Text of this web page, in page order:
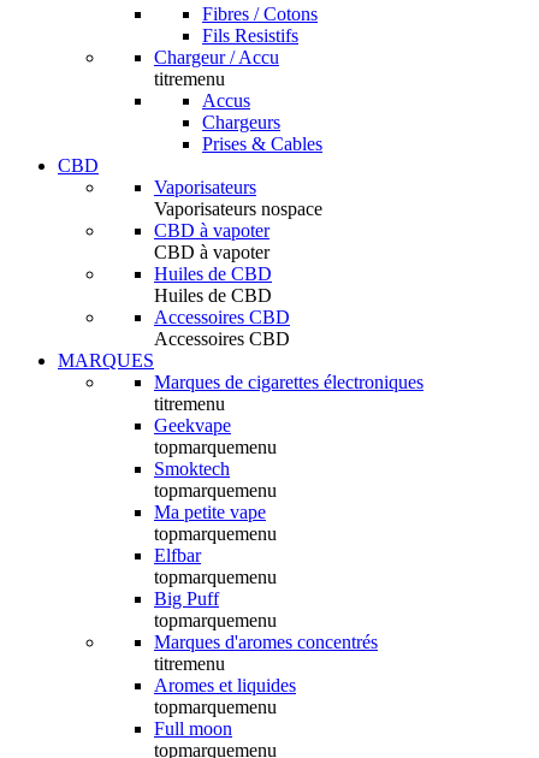
Fibres / Cotons
Fils Resistifs
Chargeur / Accu
titremenu
Accus
Chargeurs
Prises & Cables
CBD
Vaporisateurs
Vaporisateurs nospace
CBD à vapoter
CBD à vapoter
Huiles de CBD
Huiles de CBD
Accessoires CBD
Accessoires CBD
MARQUES
Marques de cigarettes électroniques
titremenu
Geekvape
topmarquemenu
Smoktech
topmarquemenu
Ma petite vape
topmarquemenu
Elfbar
topmarquemenu
Big Puff
topmarquemenu
Marques d'aromes concentrés
titremenu
Aromes et liquides
topmarquemenu
Full moon
topmarquemenu